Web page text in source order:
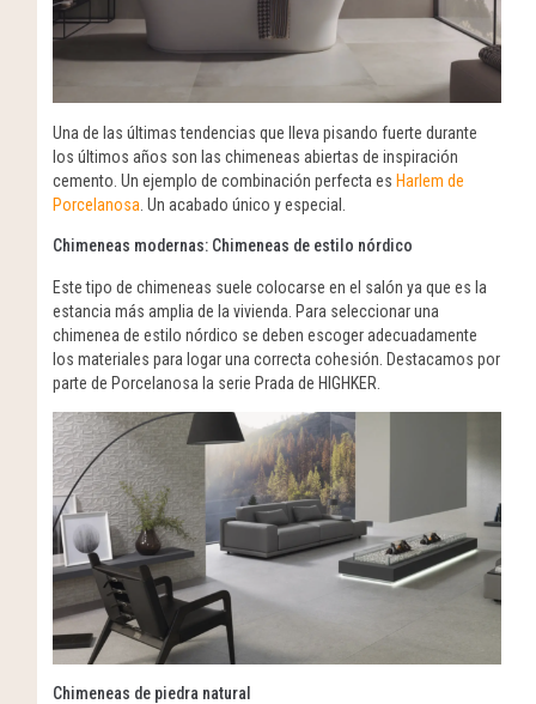
Una de las últimas tendencias que lleva pisando fuerte durante
los últimos años son las chimeneas abiertas de inspiración
cemento. Un ejemplo de combinación perfecta es Harlem de
Porcelanosa . Un acabado único y especial.
Chimeneas modernas: Chimeneas de estilo nórdico
Este tipo de chimeneas suele colocarse en el salón ya que es la
estancia más amplia de la vivienda. Para seleccionar una
chimenea de estilo nórdico se deben escoger adecuadamente
los materiales para logar una correcta cohesión. Destacamos por
parte de Porcelanosa la serie Prada de HIGHKER.
Chimeneas de piedra natural